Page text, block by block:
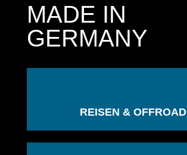
MADE IN
GERMANY
REISEN & OFFROAD